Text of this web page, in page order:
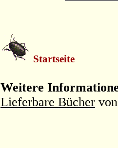
Startseite
Weitere
Lieferbare Bücher